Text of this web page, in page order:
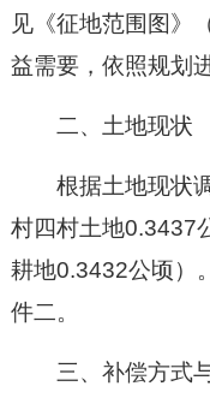
见《征地范围图》
益需要，依照规划
二、土地现状
根据土地现状
村四村土地0.3437
耕地0.3432公顷） 。
件二。
三、补偿方式